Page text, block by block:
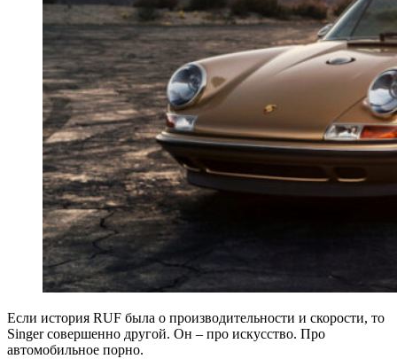
Если история RUF была о производительности и скорости, то
Singer совершенно другой. Он – про искусство. Про
автомобильное порно.